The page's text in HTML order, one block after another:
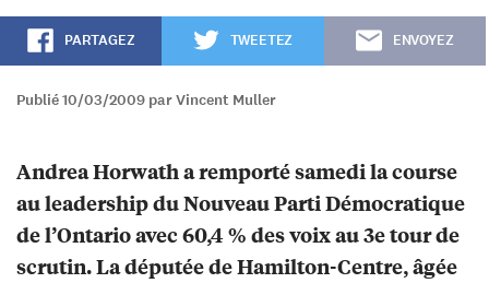
PARTAGEZ TWEETEZ ENVOYEZ
Publié 10/03/2009 par Vincent Muller
Andrea Horwath a remporté samedi la course
au leadership du Nouveau Parti Démocratique
de l’Ontario avec 60,4 % des voix au 3e tour de
scrutin. La députée de Hamilton-Centre, âgée